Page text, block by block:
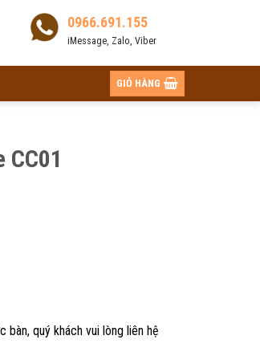
0966.691.155
iMessage, Zalo, Viber
GIỎ HÀNG
quý khách vui lòng liên hệ